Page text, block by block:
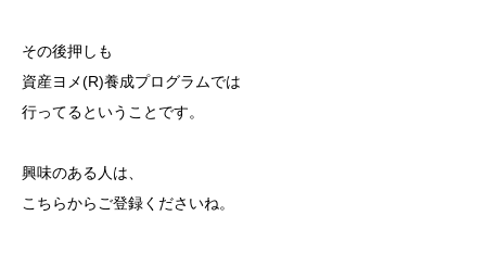
その後押しも
資産ヨメ(R)養成プログラムでは
行ってるということです。
興味のある人は、
こちらからご登録くださいね。